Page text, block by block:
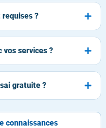
requises ?
vos services ?
gratuite ?
connaissances